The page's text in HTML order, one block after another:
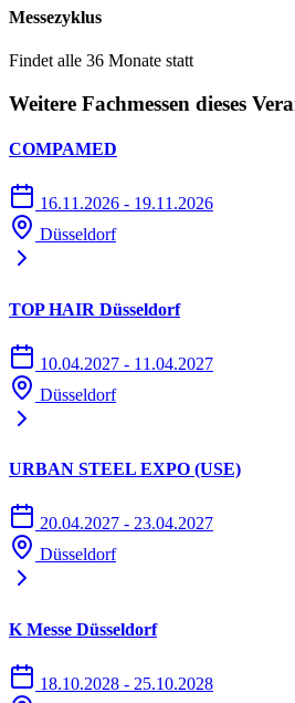
fast allen Parkplätzen während Ihres
volltanken. Insgesamt stehen Ihnen 19
Standorten auf dem Gelände zur
Parkplätze für Motorräder befinden sich
Verwaltungsgebäude (Stockumer
Fahrradstellplätze finden Sie in allen
Wohnmobilparkplatz
Für Messebesucher, die mit Ihrem
Die Übernachtung ist nur mit gültiger
Messezyklus
Findet alle 36 Monate statt
Weitere Fachmessen dieses
COMPAMED
16.11.2026 - 19.11.2026
Düsseldorf
TOP HAIR Düsseldorf
10.04.2027 - 11.04.2027
Düsseldorf
URBAN STEEL EXPO (USE)
20.04.2027 - 23.04.2027
Düsseldorf
K Messe Düsseldorf
18.10.2028 - 25.10.2028